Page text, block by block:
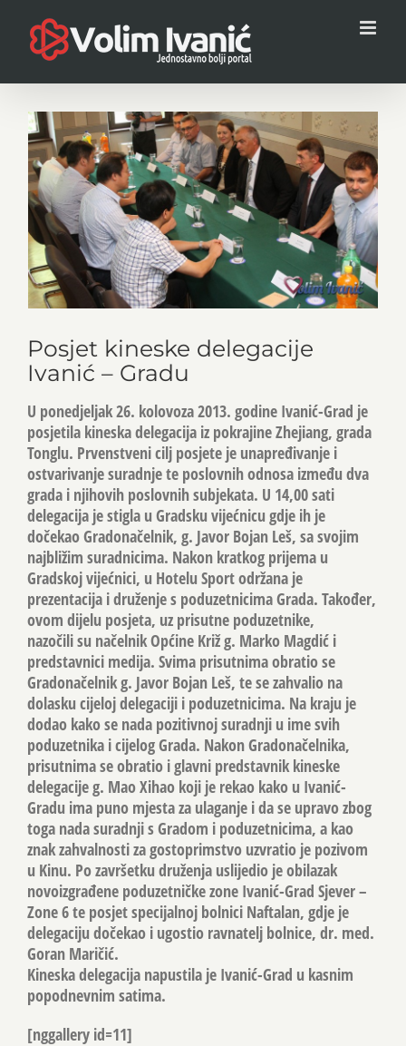
content
View
Larger
Image
Posjet kineske delegacije
Ivanić – Gradu
U ponedjeljak 26. kolovoza 2013. godine Ivanić-Grad je
posjetila kineska delegacija iz pokrajine Zhejiang, grada
Tonglu. Prvenstveni cilj posjete je unapređivanje i
ostvarivanje suradnje te poslovnih odnosa između dva
grada i njihovih poslovnih subjekata. U 14,00 sati
delegacija je stigla u Gradsku vijećnicu gdje ih je
dočekao Gradonačelnik, g. Javor Bojan Leš, sa svojim
najbližim suradnicima. Nakon kratkog prijema u
Gradskoj vijećnici, u Hotelu Sport održana je
prezentacija i druženje s poduzetnicima Grada. Također,
ovom dijelu posjeta, uz prisutne poduzetnike,
nazočili su načelnik Općine Križ g. Marko Magdić i
predstavnici medija. Svima prisutnima obratio se
Gradonačelnik g. Javor Bojan Leš, te se zahvalio na
dolasku cijeloj delegaciji i poduzetnicima. Na kraju je
dodao kako se nada pozitivnoj suradnji u ime svih
poduzetnika i cijelog Grada. Nakon Gradonačelnika,
prisutnima se obratio i glavni predstavnik kineske
delegacije g. Mao Xihao koji je rekao kako u Ivanić-
Gradu ima puno mjesta za ulaganje i da se upravo zbog
toga nada suradnji s Gradom i poduzetnicima, a kao
znak zahvalnosti za gostoprimstvo uzvratio je pozivom
u Kinu. Po završetku druženja uslijedio je obilazak
novoizgrađene poduzetničke zone Ivanić-Grad Sjever –
Zone 6 te posjet specijalnoj bolnici Naftalan, gdje je
delegaciju dočekao i ugostio ravnatelj bolnice, dr. med.
Goran Maričić.
Kineska delegacija napustila je Ivanić-Grad u kasnim
popodnevnim satima.
[nggallery id=11]